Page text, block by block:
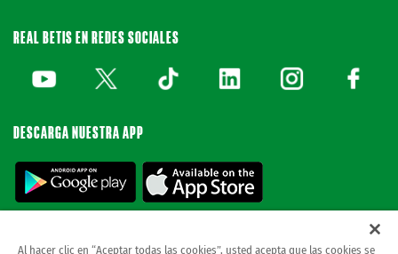
REAL BETIS EN REDES SOCIALES
DESCARGA NUESTRA APP
Al hacer clic en “Aceptar todas las cookies”, usted acepta que las cookies se